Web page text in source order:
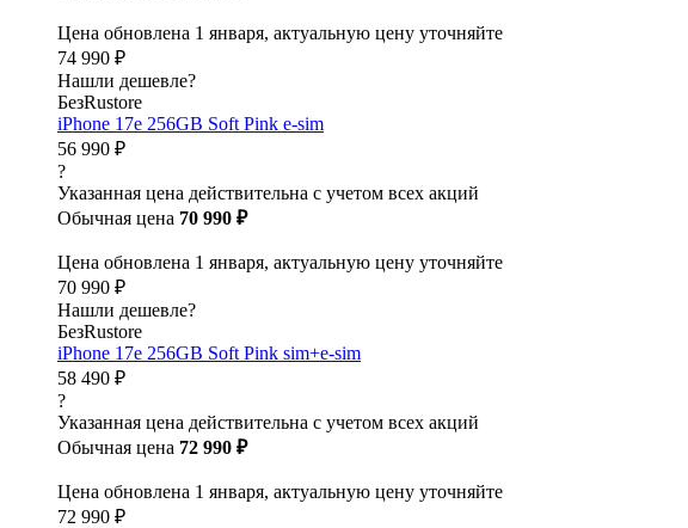
Цена обновлена 1 января, актуальную цену уточняйте
74 990 ₽
Нашли дешевле?
БезRustore
iPhone 17e 256GB Soft Pink e-sim
56 990 ₽
?
Указанная цена действительна с учетом всех акций
Обычная цена 70 990 ₽
Цена обновлена 1 января, актуальную цену уточняйте
70 990 ₽
Нашли дешевле?
БезRustore
iPhone 17e 256GB Soft Pink sim+e-sim
58 490 ₽
?
Указанная цена действительна с учетом всех акций
Обычная цена 72 990 ₽
Цена обновлена 1 января, актуальную цену уточняйте
72 990 ₽